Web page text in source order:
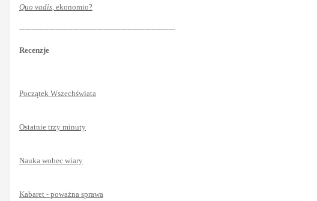
Quo vadis , ekonomio?
-----------------------------------------------------------------
Recenzje
Początek Wszechświata
Ostatnie trzy minuty
Nauka wobec wiary
Kabaret - poważna sprawa